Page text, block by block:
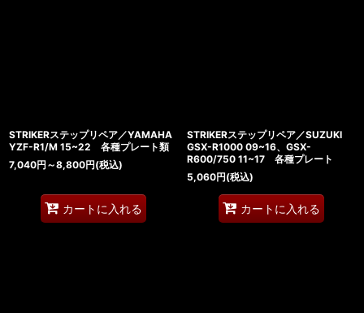
STRIKERステップリペア／YAMAHA
YZF-R1/M 15~22 各種プレート類
7,040円 ～8,800円(税込)
カートに入れる
STRIKERステップリペア／SUZUKI
GSX-R1000 09~16、GSX-
R600/750 11~17 各種プレート
5,060円(税込)
カートに入れる